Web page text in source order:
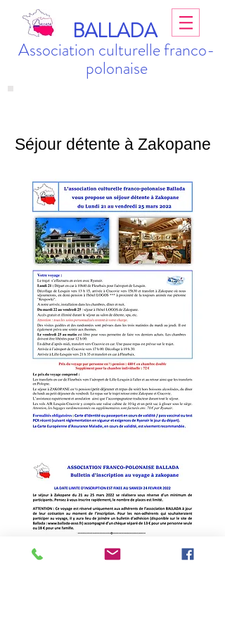
BALLADA
Association culturelle franco-
polonaise
Séjour détente à Zakopane